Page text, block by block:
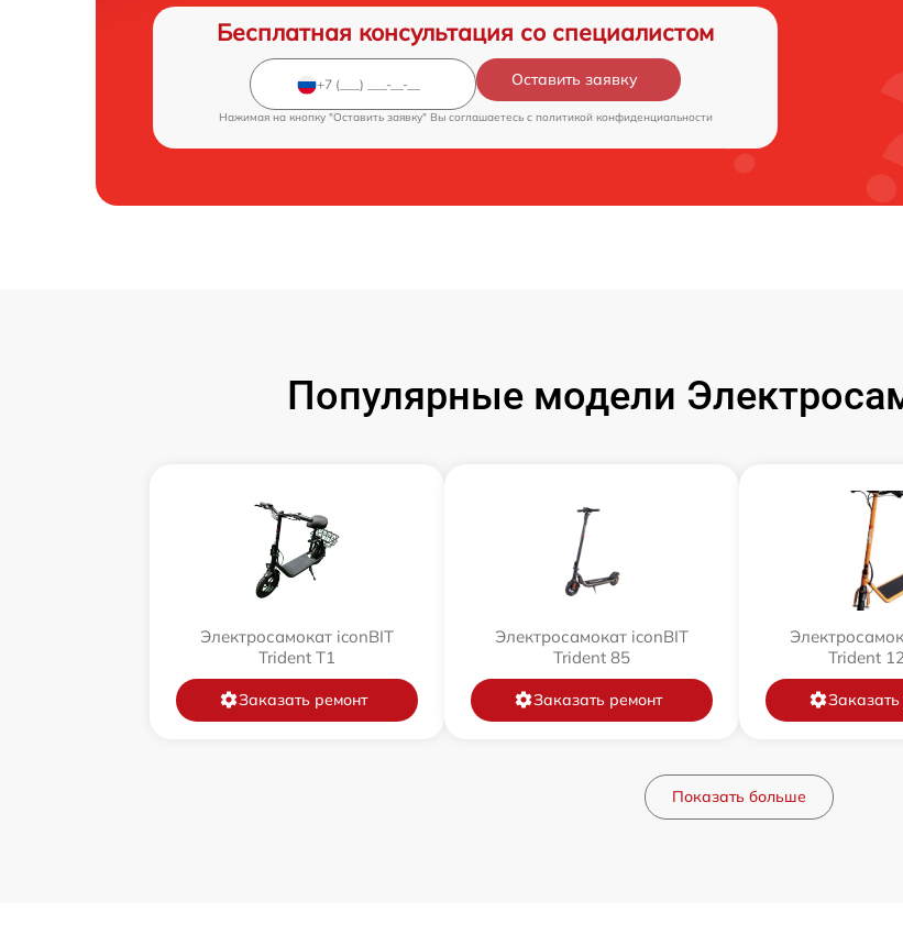
Бесплатная консультация со специалистом
Оставить заявку
Нажимая на кнопку "Оставить заявку" Вы соглашаетесь c политикой конфиденциальности
Популярные модели
Электросамокат iconBIT
Trident T1
Заказать ремонт
Электросамокат iconBIT
Trident 85
Заказать ремонт
Trident
Показать больше